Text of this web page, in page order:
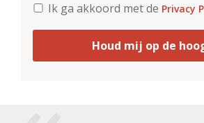
Ik ga akkoord met de Privacy
Houd mij op de